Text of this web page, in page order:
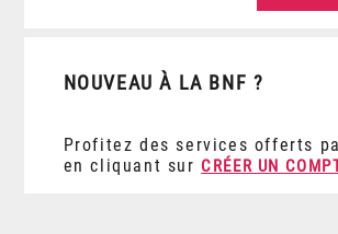
NOUVEAU À LA BNF ?
Profitez des services offerts
en cliquant sur CRÉER UN